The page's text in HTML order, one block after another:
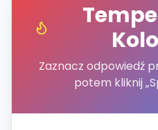
Zaznacz odpowiedź
potem kliknij